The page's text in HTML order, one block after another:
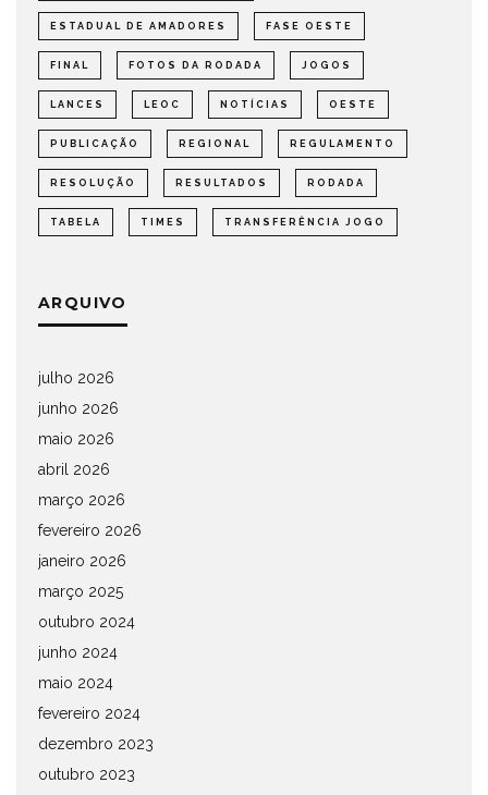
ESTADUAL DE AMADORES FASE OESTE
FINAL FOTOS DA RODADA JOGOS
LANCES LEOC NOTÍCIAS OESTE
PUBLICAÇÃO REGIONAL REGULAMENTO
RESOLUÇÃO RESULTADOS RODADA
TABELA TIMES TRANSFERÊNCIA JOGO
ARQUIVO
julho 2026
junho 2026
maio 2026
abril 2026
março 2026
fevereiro 2026
janeiro 2026
março 2025
outubro 2024
junho 2024
maio 2024
fevereiro 2024
dezembro 2023
outubro 2023